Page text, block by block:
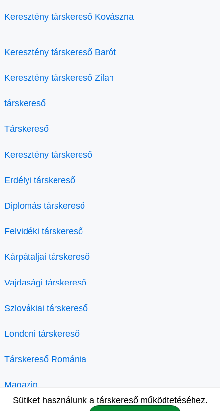
Keresztény társkereső Kovászna
Keresztény társkereső Barót
Keresztény társkereső Zilah
társkereső
Társkereső
Keresztény társkereső
Erdélyi társkereső
Diplomás társkereső
Felvidéki társkereső
Kárpátaljai társkereső
Vajdasági társkereső
Szlovákiai társkereső
Londoni társkereső
Társkereső Románia
Magazin
Sütiket használunk a társkereső működtetéséhez.